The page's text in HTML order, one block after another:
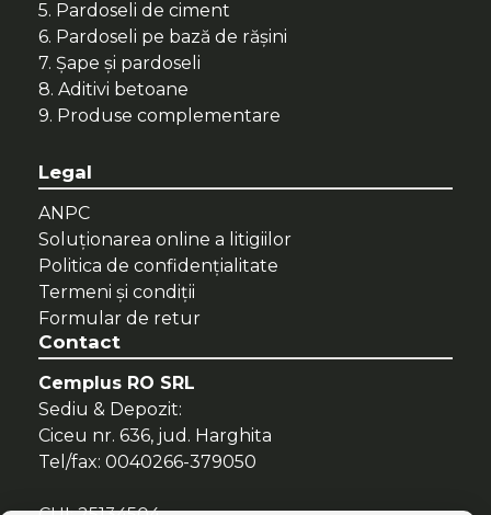
5. Pardoseli de ciment
6. Pardoseli pe bază de rășini
7. Șape și pardoseli
8. Aditivi betoane
9. Produse complementare
Legal
ANPC
Soluționarea online a litigiilor
Politica de confidenţialitate
Termeni şi condiţii
Formular de retur
Contact
Cemplus RO SRL
Sediu & Depozit:
Ciceu nr. 636, jud. Harghita
Tel/fax: 0040266-379050